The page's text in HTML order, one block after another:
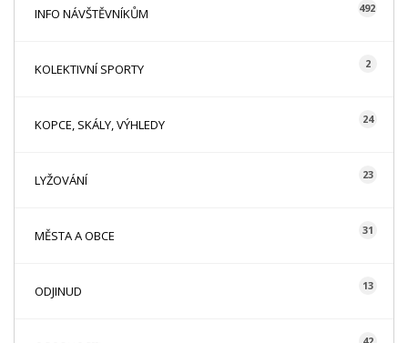
INFO NÁVŠTĚVNÍKŮM 492
KOLEKTIVNÍ SPORTY 2
KOPCE, SKÁLY, VÝHLEDY 24
LYŽOVÁNÍ 23
MĚSTA A OBCE 31
ODJINUD 13